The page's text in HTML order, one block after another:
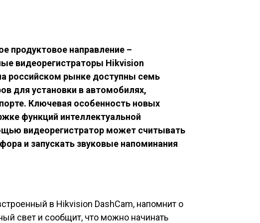
продуктовое направление –
видеорегистраторы Hikvision
российском рынке доступны семь
для установки в автомобилях,
Ключевая особенность новых
функций интеллектуальной
видеорегистратор может считывать
и запускать звуковые напоминания
в Hikvision DashCam, напомнит о
свет и сообщит, что можно начинать